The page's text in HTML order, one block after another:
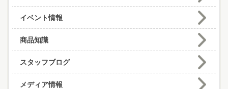
イベント情報
商品知識
スタッフブログ
メディア情報